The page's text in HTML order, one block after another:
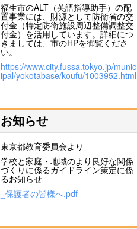
福生市のALT（英語指導助手）の配
置事業には、財源として防衛省の交
付金（特定防衛施設周辺整備調整交
付金）を活用しています。詳細につ
きましては、市のHPを御覧くださ
い。
https://www.city.fussa.tokyo.jp/munic
ipal/yokotabase/koufu/1003952.html
お知らせ
東京都教育委員会より
学校と家庭・地域のより良好な関係
づくりに係るガイドライン策定に係
るお知らせ
_保護者の皆様へ.pdf